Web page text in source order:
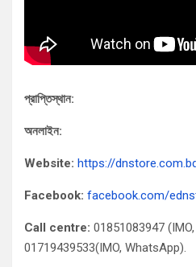
প্রাপ্তিস্থান:
অনলাইন:
Website: https://
Facebook: facebook.com/
Call centre: 01851083947
01719439533(IMO, WhatsApp).